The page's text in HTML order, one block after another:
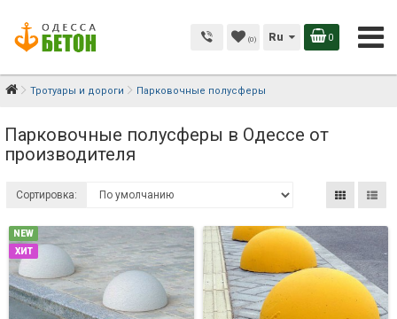
(0) Ru 0
Тротуары и дороги Парковочные полусферы
Парковочные полусферы в Одессе от
производителя
Сортировка:
NEW
ХИТ